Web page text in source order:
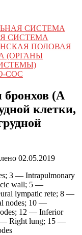
СИСТЕМА
СИСТЕМА
ПОЛОВАЯ
(ОРГАНЫ
СОС
(А
клетки,
02.05.2019
3 — Intrapulmonary
wall; 5 —
lympatic rete; 8 —
nodes; 10 —
12 — Inferior
— Right lung; 15 —